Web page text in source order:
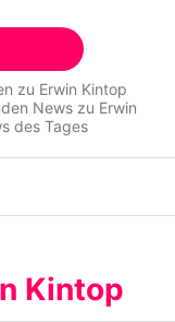
zu Erwin Kintop
News zu Erwin
des Tages
Kintop